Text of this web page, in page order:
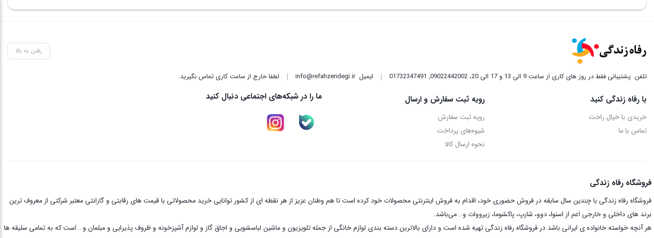
رفتن به بالا
تلفن پشتیبانی فقط در روز های کاری از ساعت 9 الی 13 و 17 الی 20، 09022442002 ,
01732347491 ایمیلinfo@refahzendegi.ir لطفا خارج از ساعت کاری تماس نگیرید.
با رفاه زندگی کنید
خریدی با خیال راحت
تماس با ما
رویه ثبت سفارش و ارسال
رویه ثبت سفارش
شیوه‌های پرداخت
نحوه ارسال کالا
ما را در شبکه‌های اجتماعی دنبال کنید
فروشگاه رفاه زندگی
فروشگاه رفاه زندگی با چندین سال سابقه در فروش حضوری خود، اقدام به فروش اینترنتی محصولات خود کرده است تا هم وطنان عزیز از هر نقطه ای از کشور توانایی خرید محصولاتی با قیمت های رقابتی و گارانتی معتبر شرکتی از معروف ترین
برند های داخلی و خارجی اعم از اسنوا، دوو، شارپ، پاکشوما، زیرووات و.. می‌باشد.
هر آنچه خواسته خانواده ی ایرانی باشد در فروشگاه رفاه زندگی تهیه شده است و دارای بالاترین دسته بندی لوازم خانگی از جمله تلویزیون و ماشین لباسشویی و اجاق گاز و لوازم آشپزخونه و ظروف پذیرایی و مبلمان و… است که به تمامی سلیقه ها